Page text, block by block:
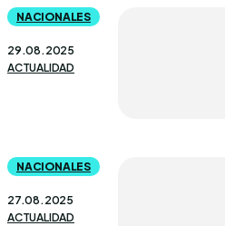
NACIONALES
29.08.2025
ACTUALIDAD
NACIONALES
27.08.2025
ACTUALIDAD